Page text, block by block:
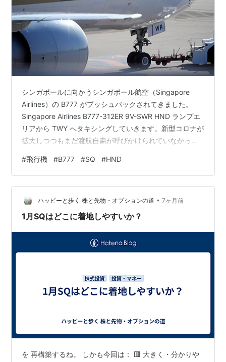
シンガポールに向かうシンガポール航空（Singapore
Airlines）の B777 がプッシュバックされてきました。
Singapore Airlines B777-312ER 9V-SWR HND ランプエ
リアから TWY へタキシングしていきます。新型コロナが
拡大しつつもまだ渡航自粛が呼びかけられていなかった
になったなぁ…。 Singapore Airlines B777-312ER 9V-
SWR HND ランキング参加中飛行機
#飛行機 #B777 #SQ #HND
ハッピーと歩く 株と先物・オプションの道 • 7ヶ月前
1月SQはどこに着地しやすいか？
を 再構築するね。 しかも今回は： 🟥 大きく・分かりや